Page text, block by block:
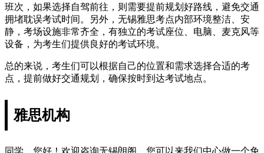
班次，如果选择自驾前往，则需要提前规划好路线，避免交通
拥堵耽误考试时间。另外，无锡雅思考点内部环境整洁、安
静，考场设施非常齐全，有独立的考试座位、电脑、麦克风等
设备，为考生们提供良好的考试环境。
总的来说，考生们可以根据自己的位置和需求选择合适的考
点，提前做好交通规划，确保按时到达考试地点。
雅思机构
同学，您好！欢迎咨询无锡朗阁，您可以来我们中心做一个免